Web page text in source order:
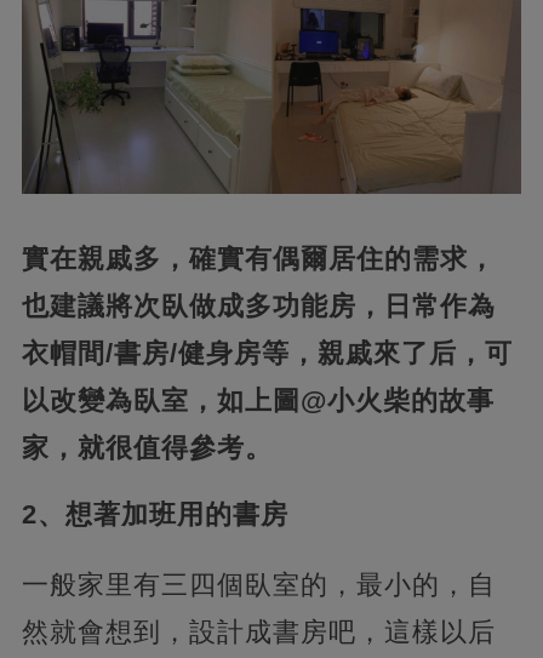
實在親戚多，確實有偶爾居住的需求，
也建議將次臥做成多功能房，日常作為
衣帽間/書房/健身房等，親戚來了后，可
以改變為臥室，如上圖@小火柴的故事
家，就很值得參考。
2、想著加班用的書房
一般家里有三四個臥室的，最小的，自
然就會想到，設計成書房吧，這樣以后